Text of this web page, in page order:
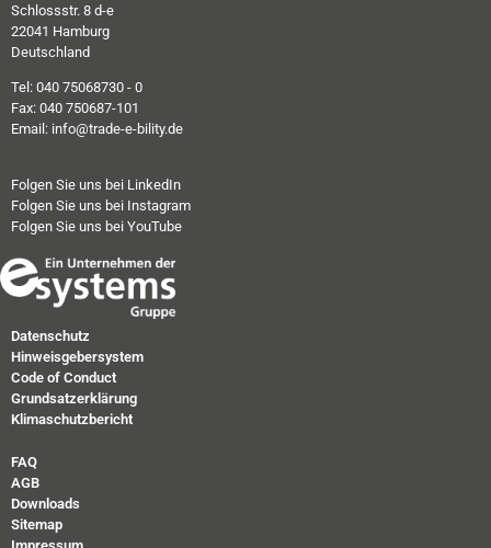
Schlossstr. 8 d-e
22041 Hamburg
Deutschland
Tel: 040 75068730 - 0
Fax: 040 750687-101
Email: info@trade-e-bility.de
Folgen Sie uns bei LinkedIn
Folgen Sie uns bei Instagram
Folgen Sie uns bei YouTube
Datenschutz
Hinweisgebersystem
Code of Conduct
Grundsatzerklärung
Klimaschutzbericht
FAQ
AGB
Downloads
Sitemap